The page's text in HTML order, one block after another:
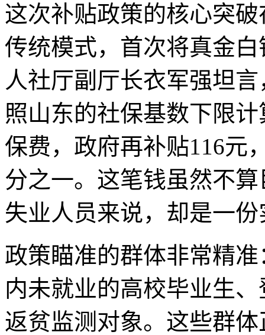
这次补贴政策的核心突
传统模式，首次将真金
人社厅副厅长衣军强坦
照山东的社保基数下限
保费，政府再补贴116元
分之一。这笔钱虽然不
失业人员来说，却是一
政策瞄准的群体非常精
内未就业的高校毕业生
返贫监测对象。这些群